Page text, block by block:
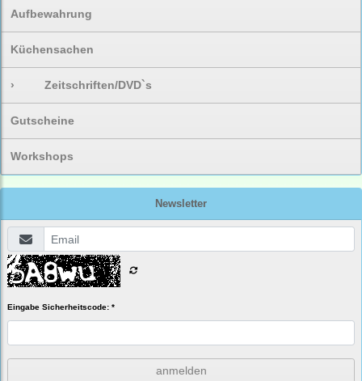
Aufbewahrung
Küchensachen
› Zeitschriften/DVD`s
Gutscheine
Workshops
Newsletter
Eingabe Sicherheitscode: *
anmelden